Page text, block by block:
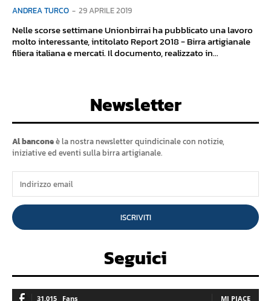
ANDREA TURCO - 29 APRILE 2019
Nelle scorse settimane Unionbirrai ha pubblicato una lavoro
molto interessante, intitolato Report 2018 - Birra artigianale
filiera italiana e mercati. Il documento, realizzato in...
Newsletter
Al banconeè la nostra newsletter quindicinale con notizie,
iniziative ed eventi sulla birra artigianale.
ISCRIVITI
Seguici
31,015 Fans MI PIACE